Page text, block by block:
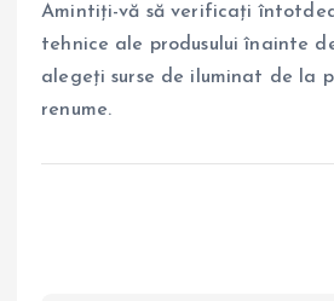
Amintiți-vă să verificați
tehnice ale produsului înainte
alegeți surse de iluminat de la
renume.